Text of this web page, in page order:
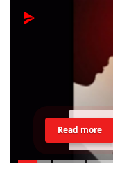
Read more